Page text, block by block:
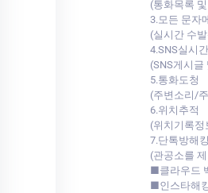
(통화목록
3.모든 문자
(실시간 수
4.SNS실시
(SNS게시
5.통화도청
(주변소리/
6.위치추적
(위치기록정
7.단톡방해
(관공소를
■클라우드
■인스타해